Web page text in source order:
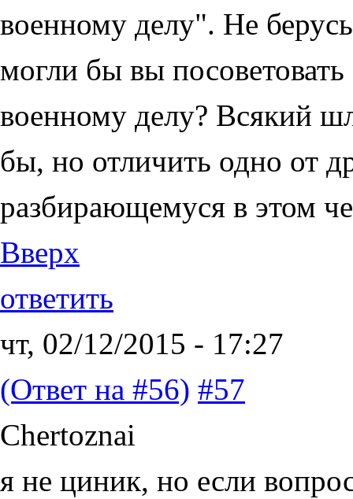
военному делу". Не
могли бы вы
военному делу? Всякий
бы, но отличить одно от
разбирающемуся в этом
Вверх
ответить
чт, 02/12/2015 - 17:27
(Ответ на #56) #57
Chertoznai
я не циник, но если